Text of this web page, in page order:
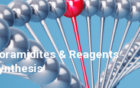
& Reagents